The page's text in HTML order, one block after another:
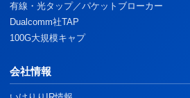
有線・光タップ／パケットブローカー
Dualcomm社TAP
100G大規模キャプ
会社情報